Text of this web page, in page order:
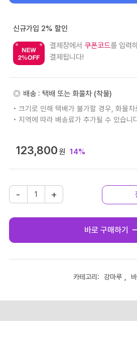
점에점으로
신규가입 2% 할인
결제창에서 쿠폰코드를 입력
결제됩니다!
배송 : 택배 또는 화물차 (착불)
• 크기로 인해 택배가 불가할 경우, 화물차
• 지역에 따라 배송료가 추가될 수 있습니
123,800 원 14%
[강
마
나
스
- +
바로 구매하기
카테고리: 강마루